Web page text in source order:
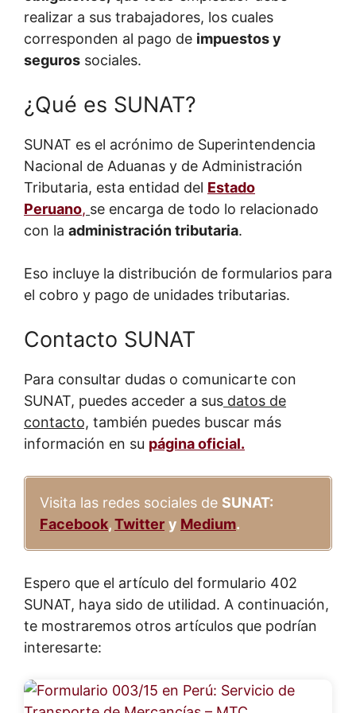
realizar a sus trabajadores, los cuales
corresponden al pago de impuestos y
seguros sociales.
¿Qué es SUNAT?
SUNAT es el acrónimo de Superintendencia
Nacional de Aduanas y de Administración
Tributaria, esta entidad del Estado
Peruano, se encarga de todo lo relacionado
con la administración tributaria.
Eso incluye la distribución de formularios para
el cobro y pago de unidades tributarias.
Contacto SUNAT
Para consultar dudas o comunicarte con
SUNAT, puedes acceder a sus datos de
contacto, también puedes buscar más
información en su página oficial.
Visita las redes sociales de SUNAT:
Facebook,Twitter y Medium.
Espero que el artículo del formulario 402
SUNAT, haya sido de utilidad. A continuación,
te mostraremos otros artículos que podrían
interesarte: